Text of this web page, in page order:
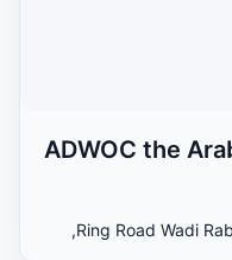
ADWOC the
Ring Road Wadi